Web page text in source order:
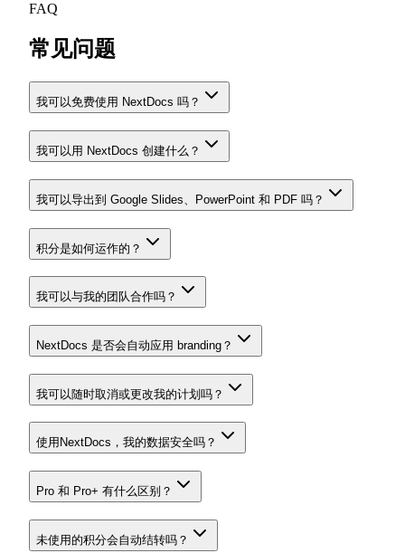
FAQ
常见问题
我可以免费使用 NextDocs 吗？
我可以用 NextDocs 创建什么？
我可以导出到 Google Slides、PowerPoint 和 PDF 吗？
积分是如何运作的？
我可以与我的团队合作吗？
NextDocs 是否会自动应用 branding？
我可以随时取消或更改我的计划吗？
使用NextDocs，我的数据安全吗？
Pro 和 Pro+ 有什么区别？
未使用的积分会自动结转吗？